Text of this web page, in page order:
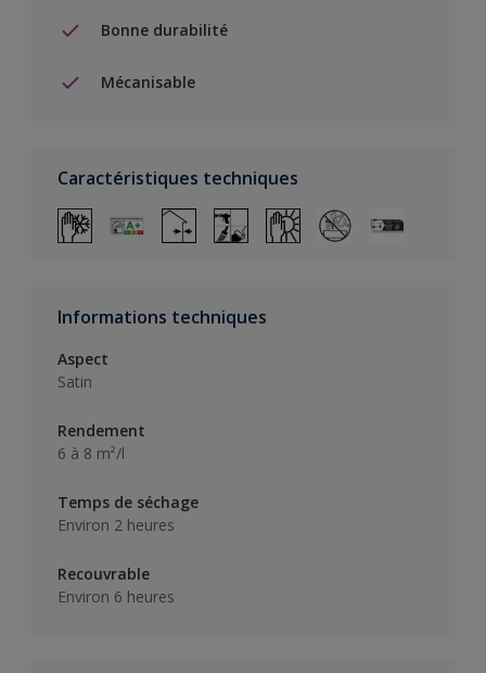
Bonne durabilité
Mécanisable
Caractéristiques techniques
Informations techniques
Aspect
Satin
Rendement
6 à 8 m²/l
Temps de séchage
Environ 2 heures
Recouvrable
Environ 6 heures